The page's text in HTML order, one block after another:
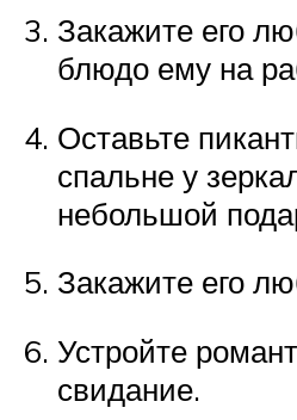
Закажите его
блюдо ему на
Оставьте
спальне у
небольшой
Закажите его
Устройте
свидание.